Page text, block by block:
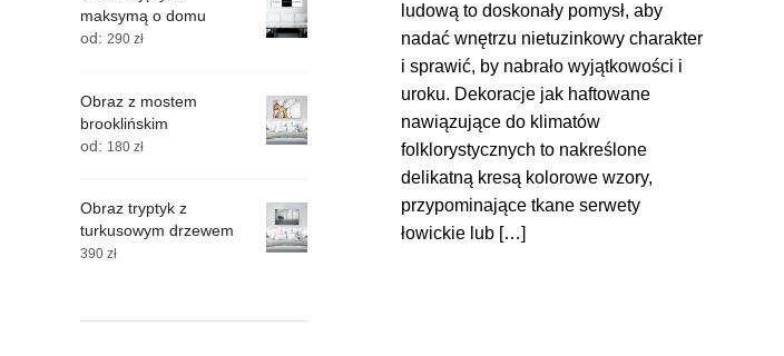
ludową to doskonały pomysł, aby
nadać wnętrzu nietuzinkowy charakter
i sprawić, by nabrało wyjątkowości i
uroku. Dekoracje jak haftowane
nawiązujące do klimatów
folklorystycznych to nakreślone
delikatną kresą kolorowe wzory,
przypominające tkane serwety
łowickie lub […]
maksymą o domu
od: 290 zł
Obraz z mostem
brooklińskim
od: 180 zł
Obraz tryptyk z
turkusowym drzewem
390 zł